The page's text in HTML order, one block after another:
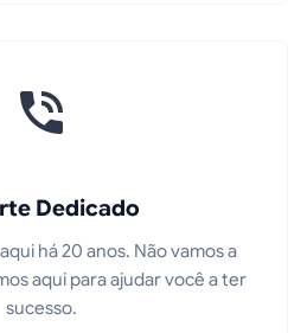
Dedicado
há 20 anos. Não vamos a
aqui para ajudar você a ter
sucesso.